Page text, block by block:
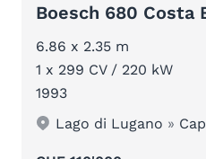
Boesch 680 Costa
6.86 x 2.35 m
1 x 299 CV / 220 kW
1993
Lago di Lugano »